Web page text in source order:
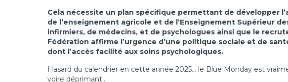
Cela nécessite un plan spécifique permettant de développer
de l’enseignement agricole et de l’Enseignement Supérieur
infirmiers, de médecins, et de psychologues ainsi que le
Fédération affirme l’urgence d’une politique sociale et de
dont l’accès facilité aux soins psychologiques.
Hasard du calendrier en cette année 2025… le Blue Monday est
voire déprimant…